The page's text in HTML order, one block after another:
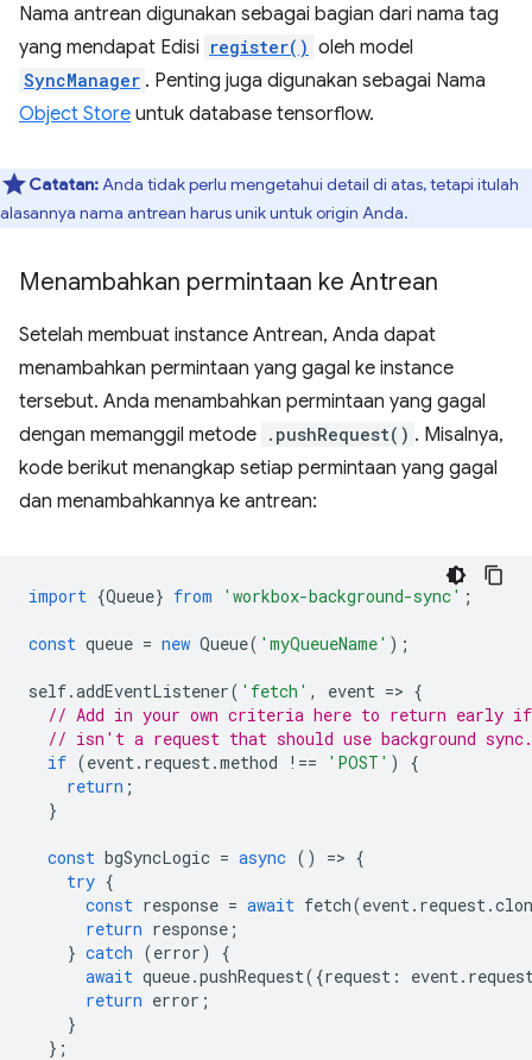
Nama antrean digunakan sebagai bagian dari nama tag
yang mendapat Edisi register() oleh model
SyncManager . Penting juga digunakan sebagai Nama
Object Store untuk database tensorflow.
Catatan:Anda tidak perlu mengetahui detail di atas, tetapi itulah
alasannya nama antrean harus unik untuk origin Anda.
Menambahkan permintaan ke Antrean
Setelah membuat instance Antrean, Anda dapat
menambahkan permintaan yang gagal ke instance
tersebut. Anda menambahkan permintaan yang gagal
dengan memanggil metode .pushRequest() . Misalnya,
kode berikut menangkap setiap permintaan yang gagal
dan menambahkannya ke antrean:
import {Queue} from 'workbox-background-sync' ;
const queue = new Queue( 'myQueueName' );
self.addEventListener( 'fetch' , event => {
// Add in your own criteria here to return early
// isn't a request that should use background sync.
if (event. request.method !== 'POST' )
{
return ;
}
const bgSyncLogic = async () => {
try {
const response = await fetch(event. request.
return response ;
} catch (error)
{
await queue.pushRequest({request : event.
return error ;
}
};